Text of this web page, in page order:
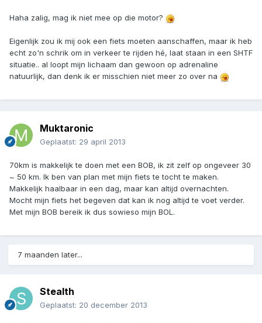
Haha zalig, mag ik niet mee op die motor?
Eigenlijk zou ik mij ook een fiets moeten aanschaffen, maar ik heb
echt zo'n schrik om in verkeer te rijden hé, laat staan in een SHTF
situatie.. al loopt mijn lichaam dan gewoon op adrenaline
natuurlijk, dan denk ik er misschien niet meer zo over na
Muktaronic
Geplaatst: 29 april 2013
70km is makkelijk te doen met een BOB, ik zit zelf op ongeveer 30
~ 50 km. Ik ben van plan met mijn fiets te tocht te maken.
Makkelijk haalbaar in een dag, maar kan altijd overnachten.
Mocht mijn fiets het begeven dat kan ik nog altijd te voet verder.
Met mijn BOB bereik ik dus sowieso mijn BOL.
7 maanden later...
Stealth
Geplaatst: 20 december 2013